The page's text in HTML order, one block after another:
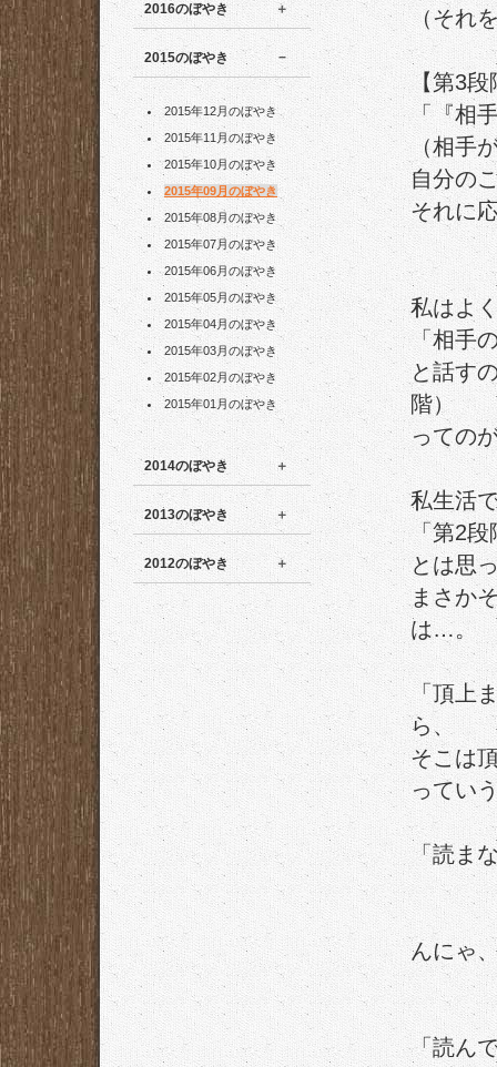
2016のぼやき
2015のぼやき
2015年12月のぼやき
2015年11月のぼやき
2015年10月のぼやき
2015年09月のぼやき
2015年08月のぼやき
2015年07月のぼやき
2015年06月のぼやき
2015年05月のぼやき
2015年04月のぼやき
2015年03月のぼやき
2015年02月のぼやき
2015年01月のぼやき
2014のぼやき
2013のぼやき
2012のぼやき
（それ
【第3段
「『相
（相手
自分の
それに
私はよ
「相手
と話す
階）
っての
私生活
「第2
とは思
まさか
は…。
「頂上
ら、
そこは
ってい
「読ま
んにゃ
「読ん